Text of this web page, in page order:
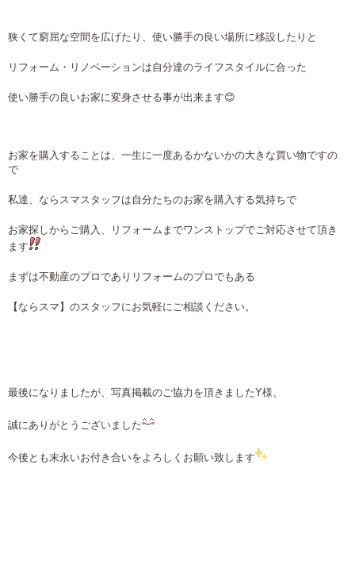
狭くて窮屈な空間を広げたり、使い勝手の良い場所に移設したりと
リフォーム・リノベーションは自分達のライフスタイルに合った
使い勝手の良いお家に変身させる事が出来ます😊
お家を購入することは、一生に一度あるかないかの大きな買い物ですの
で
私達、ならスマスタッフは自分たちのお家を購入する気持ちで
お家探しからご購入、リフォームまでワンストップでご対応させて頂き
ます
まずは不動産のプロでありリフォームのプロでもある
【ならスマ】のスタッフにお気軽にご相談ください。
最後になりましたが、写真掲載のご協力を頂きましたY様、
誠にありがとうございました
今後とも末永いお付き合いをよろしくお願い致します